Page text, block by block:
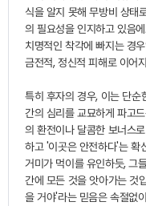
식을 알지 못해 무방비 상태
의 필요성을 인지하고 있음
치명적인 착각에 빠지는 경
금전적, 정신적 피해로 이어
특히 후자의 경우, 이는 단순
간의 심리를 교묘하게 파고
의 환전이나 달콤한 보너스
하고 '이곳은 안전하다'는 확
거미가 먹이를 유인하듯, 그
간에 모든 것을 앗아가는 것
을 거야'라는 믿음은 속절없